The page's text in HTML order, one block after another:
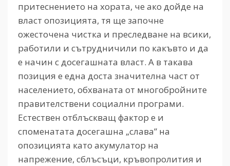
притеснението на хората, че ако дойде на
власт опозицията, тя ще започне
ожесточена чистка и преследване на всики,
работили и сътрудничили по какъвто и да
е начин с досегашната власт. А в такава
позиция е една доста значителна част от
населението, обхваната от многобройните
правителствени социални програми.
Естествен отблъскващ фактор е и
споменатата досегашна „слава” на
опозицията като акумулатор на
напрежение, сблъсъци, кръвопролития и